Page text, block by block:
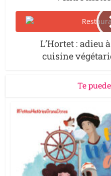
L’Hortet : adieu
cuisine
Te